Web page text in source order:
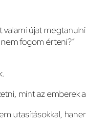
újat
fogom érteni?”
mint az emberek
utasításokkal,